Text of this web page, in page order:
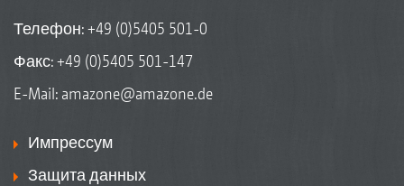
Телефон:+49 (0)5405 501-0
Факс: +49 (0)5405 501-147
E-Mail: amazone@amazone.de
Импрессум
Защита данных